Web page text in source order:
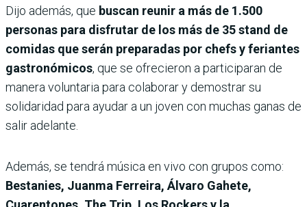
Dijo además, que buscan reunir a más de 1.500
personas para disfrutar de los más de 35 stand de
comidas que serán preparadas por chefs y feriantes
gastronómicos, que se ofrecieron a participaran de
manera voluntaria para colaborar y demostrar su
solidaridad para ayudar a un joven con muchas ganas de
salir adelante.
Además, se tendrá música en vivo con grupos como:
Bestanies, Juanma Ferreira, Álvaro Gahete,